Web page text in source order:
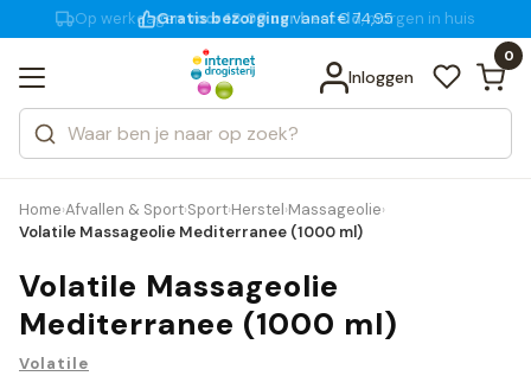
voor 18:00 uur besteld
Gratis bezorgingvanaf € 74,95
Inloggen
0
Zoeken
Categorieën
Merken
Bekijk alle resultaten
Home›Afvallen & Sport›Sport›Herstel›Massageolie›
Volatile Massageolie Mediterranee (1000 ml)
Volatile Massageolie
Mediterranee (1000 ml)
Volatile